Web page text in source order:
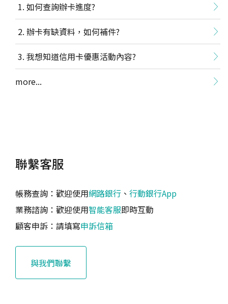
如何查詢辦卡進度?
辦卡有缺資料，如何補件?
我想知道信用卡優惠活動內容?
more...
聯繫客服
帳務查詢：歡迎使用網路銀行 、 行動銀行App
業務諮詢：歡迎使用智能客服即時互動
顧客申訴：請填寫申訴信箱
與我們聯繫